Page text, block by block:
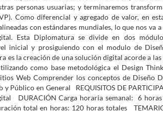
personas usuarias; y terminaremos
Como diferencial y agregado de valor, en
con estándares mundiales, lo que nos va
Esta Diplomatura se divide en dos
inicial y prosiguiendo con el modulo de
es la creación de una solución digital acorde a
como base metodológica el Design
Web Comprender los conceptos de Diseño
Público en General REQUISITOS DE
DURACIÓN Carga horaria semanal: 6 horas
total en horas: 120 horas totales